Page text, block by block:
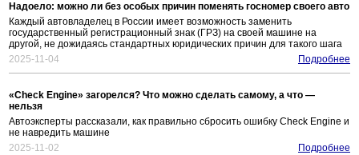
Надоело: можно ли без особых причин поменять госномер своего авто
Каждый автовладелец в России имеет возможность заменить
государственный регистрационный знак (ГРЗ) на своей машине на
другой, не дожидаясь стандартных юридических причин для такого шага
2025-11-04
Подробнее
«Check Engine» загорелся? Что можно сделать самому, а что —
нельзя
Автоэксперты рассказали, как правильно сбросить ошибку Check Engine и
не навредить машине
2025-11-02
Подробнее